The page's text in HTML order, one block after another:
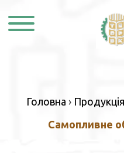
to
Головна › Продукція
Самопливне